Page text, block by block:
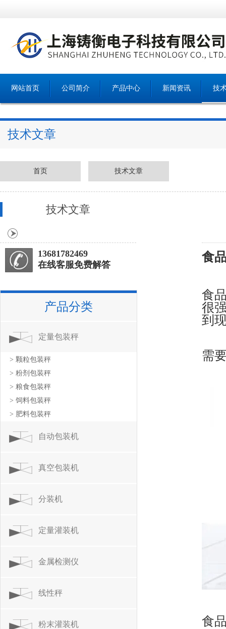
网站首页 公司简介 产品中心 新闻资讯 技
技术文章
首页 技术文章
食
食
很
到
需
食
技术文章
13681782469
在线客服免费解答
产品分类
定量包装秤
> 颗粒包装秤
> 粉剂包装秤
> 粮食包装秤
> 饲料包装秤
> 肥料包装秤
自动包装机
真空包装机
分装机
定量灌装机
金属检测仪
线性秤
粉末灌装机